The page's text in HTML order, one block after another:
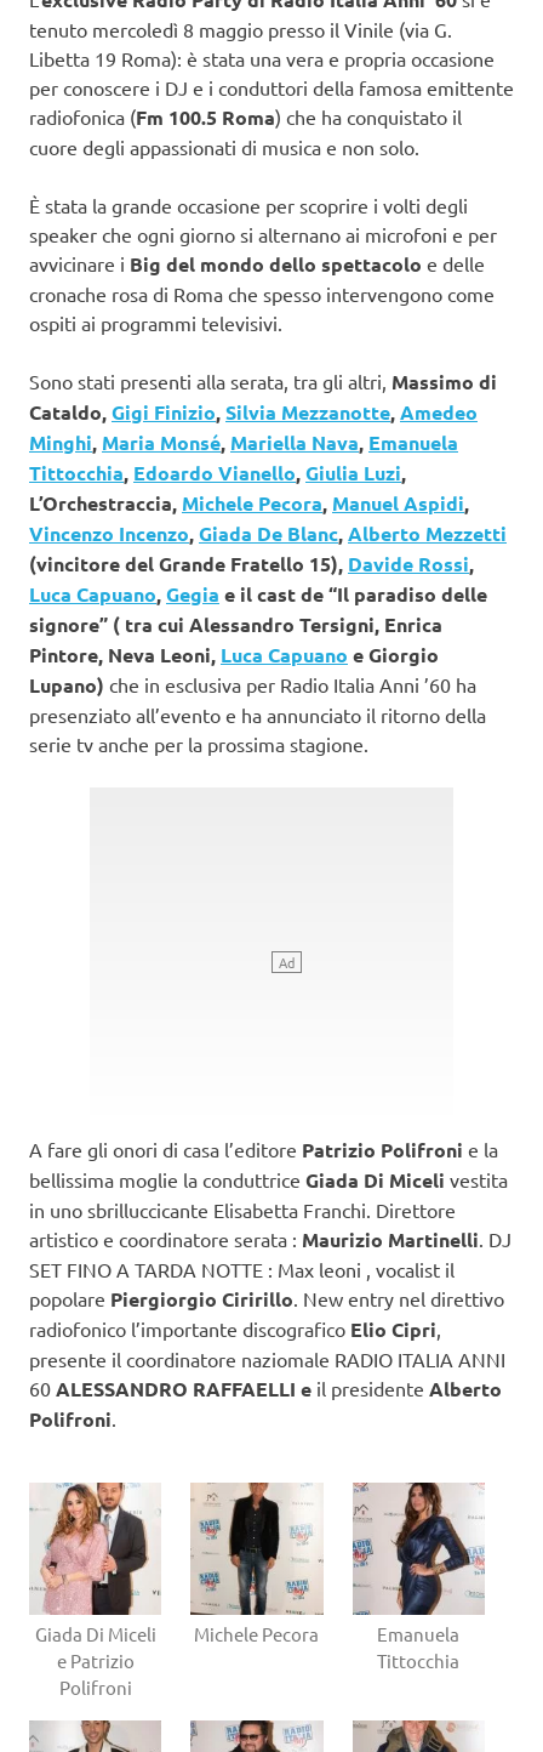
tenuto mercoledì 8 maggio presso il Vinile (via G.
Libetta 19 Roma): è stata una vera e propria occasione
per conoscere i DJ e i conduttori della famosa emittente
radiofonica (Fm 100.5 Roma) che ha conquistato il
cuore degli appassionati di musica e non solo.
È stata la grande occasione per scoprire i volti degli
speaker che ogni giorno si alternano ai microfoni e per
avvicinare i Big del mondo dello spettacolo e delle
cronache rosa di Roma che spesso intervengono come
ospiti ai programmi televisivi.
Sono stati presenti alla serata, tra gli altri, Massimo di
Cataldo,Gigi Finizio,Silvia Mezzanotte,Amedeo
Minghi, Maria Monsé, Mariella Nava, Emanuela
Tittocchia, Edoardo Vianello,Giulia Luzi,
L’Orchestraccia, Michele Pecora, Manuel Aspidi,
Vincenzo Incenzo,Giada De Blanc,Alberto Mezzetti
(vincitore del Grande Fratello 15), Davide Rossi,
Luca Capuano,Gegia e il cast de “Il paradiso delle
signore” ( tra cui Alessandro Tersigni, Enrica
Pintore, Neva Leoni, Luca Capuano e Giorgio
Lupano) che in esclusiva per Radio Italia Anni ’60 ha
presenziato all’evento e ha annunciato il ritorno della
serie tv anche per la prossima stagione.
A fare gli onori di casa l’editore Patrizio Polifroni e la
bellissima moglie la conduttrice Giada Di Miceli vestita
in uno sbrilluccicante Elisabetta Franchi. Direttore
artistico e coordinatore serata : Maurizio Martinelli . DJ
SET FINO A TARDA NOTTE : Max leoni , vocalist il
popolare Piergiorgio Ciririllo . New entry nel direttivo
radiofonico l’importante discografico Elio Cipri
presente il coordinatore naziomale RADIO ITALIA ANNI
60 ALESSANDRO RAFFAELLI e il presidente Alberto
Polifroni
Giada Di Miceli
e Patrizio
Polifroni
Michele Pecora
Emanuela
Tittocchia